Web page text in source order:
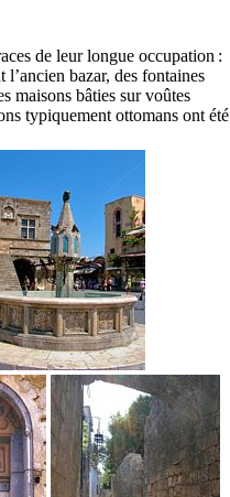
de leur longue occupation :
l’ancien bazar, des fontaines
maisons bâties sur voûtes
typiquement ottomans ont été